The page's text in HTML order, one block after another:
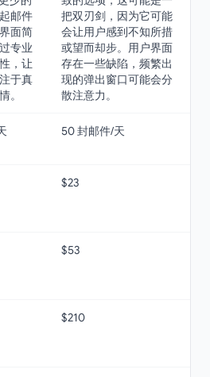
邮件
面简
专业
，让
于真
。
把双刃剑，因为它可能
会让用户感到不知所措
或望而却步。用户界面
存在一些缺陷，频繁出
现的弹出窗口可能会分
散注意力。
50 封邮件/天
$23
$53
$210